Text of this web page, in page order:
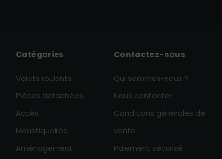
Catégories
Volets roulants
Pièces détachées
Accès
Moustiquaires
Aménagement
Contactez-nous
Qui sommes-nous ?
Nous contacter
Conditions générales de
vente
Paiement sécurisé